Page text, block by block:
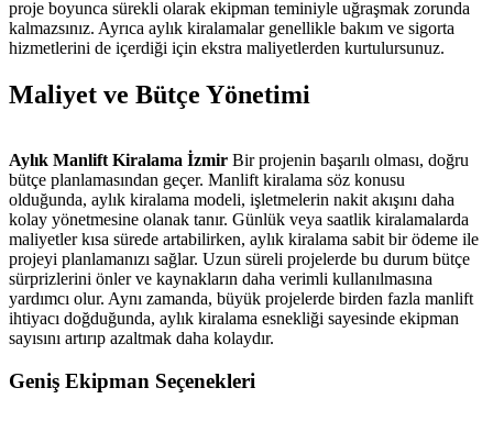
proje boyunca sürekli olarak ekipman teminiyle uğraşmak zorunda
kalmazsınız. Ayrıca aylık kiralamalar genellikle bakım ve sigorta
hizmetlerini de içerdiği için ekstra maliyetlerden kurtulursunuz.
Maliyet ve Bütçe Yönetimi
Aylık Manlift Kiralama İzmir Bir projenin başarılı olması, doğru
bütçe planlamasından geçer. Manlift kiralama söz konusu
olduğunda, aylık kiralama modeli, işletmelerin nakit akışını daha
kolay yönetmesine olanak tanır. Günlük veya saatlik kiralamalarda
maliyetler kısa sürede artabilirken, aylık kiralama sabit bir ödeme ile
projeyi planlamanızı sağlar. Uzun süreli projelerde bu durum bütçe
sürprizlerini önler ve kaynakların daha verimli kullanılmasına
yardımcı olur. Aynı zamanda, büyük projelerde birden fazla manlift
ihtiyacı doğduğunda, aylık kiralama esnekliği sayesinde ekipman
sayısını artırıp azaltmak daha kolaydır.
Geniş Ekipman Seçenekleri